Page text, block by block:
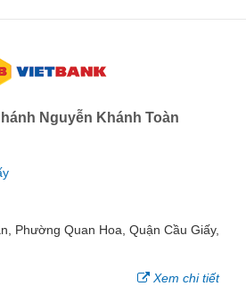
Nguyễn Khánh Toàn
Phường Quan Hoa, Quận Cầu Giấy,
Xem chi tiết